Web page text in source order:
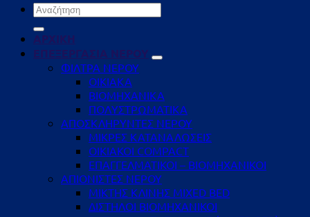
Αναζήτηση
για:
ΑΡΧΙΚΗ
ΕΠΕΞΕΡΓΑΣΙΑ ΝΕΡΟΥ
ΦΙΛΤΡΑ ΝΕΡΟΥ
ΟΙΚΙΑΚΑ
ΒΙΟΜΗΧΑΝΙΚΑ
ΠΟΛΥΣΤΡΩΜΑΤΙΚΑ
ΑΠΟΣΚΛΗΡΥΝΤΕΣ ΝΕΡΟΥ
ΜΙΚΡΕΣ ΚΑΤΑΝΑΛΩΣΕΙΣ
ΟΙΚΙΑΚΟΙ COMPACT
ΕΠΑΓΓΕΛΜΑΤΙΚΟΙ – ΒΙΟΜΗΧΑΝΙΚΟΙ
ΑΠΙΟΝΙΣΤΕΣ ΝΕΡΟΥ
ΜΙΚΤΗΣ ΚΛΙΝΗΣ MIXED BED
ΔΙΣΤΗΛΟΙ ΒΙΟΜΗΧΑΝΙΚΟΙ